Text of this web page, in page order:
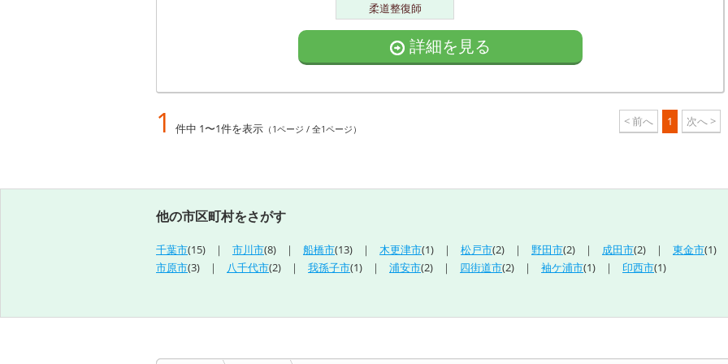
柔道整復師
詳細を見る
1 件中 1〜1件を表示 （1ページ / 全1ページ）
< 前へ 1 次へ >
他の市区町村をさがす
千葉市(15) 市川市(8) 船橋市(13) 木更津市(1) 松戸市(2) 野田市(2) 成田市(2) 東金市(1)
市原市(3) 八千代市(2) 我孫子市(1) 浦安市(2) 四街道市(2) 袖ケ浦市(1) 印西市(1)